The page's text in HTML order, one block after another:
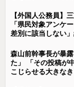
【外国人公務員】
「県民対象アンケ
差別に該当しない
森山前幹事長が暴
た」 「その投稿が
こじらせる大きな